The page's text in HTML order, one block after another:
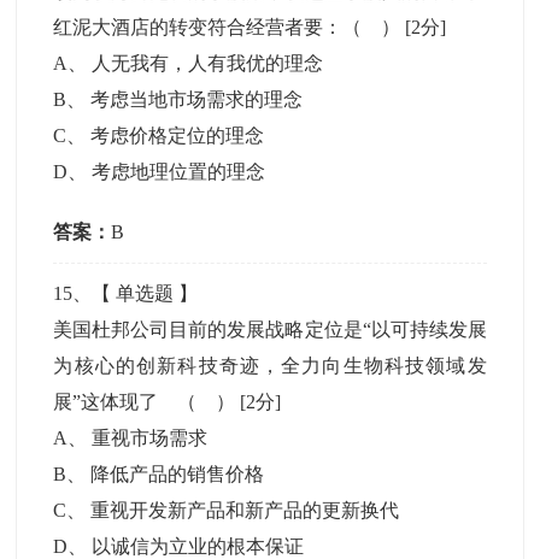
红泥大酒店的转变符合经营者要：（ ） [2分]
A
人无我有，人有我优的理念
B 、考虑当地市场需求的理念
C 、考虑价格定位的理念
D 、考虑地理位置的理念
答案：B
15 、【单选题 】
美国杜邦公司目前的发展战略定位是“以可持续发展
为核心的创新科技奇迹，全力向生物科技领域发
展”这体现了 （ ） [2分]
A
、重视市场需求
B
降低产品的销售价格
C 、重视开发新产品和新产品的更新换代
D
以诚信为立业的根本保证